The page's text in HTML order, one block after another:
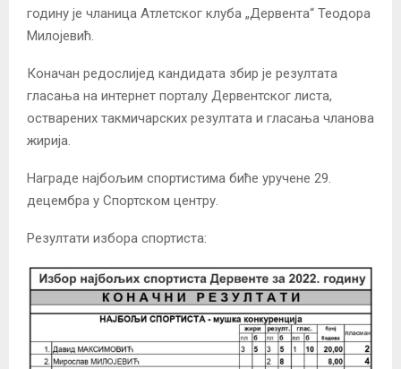
годину је чланица Атлетског клуба „Дервента“ Теодора
Милојевић.
Коначан редослијед кандидата збир је резултата
гласања на интернет порталу Дервентског листа,
остварених такмичарских резултата и гласања чланова
жирија.
Награде најбољим спортистима биће уручене 29.
децембра у Спортском центру.
Резултати избора спортиста: